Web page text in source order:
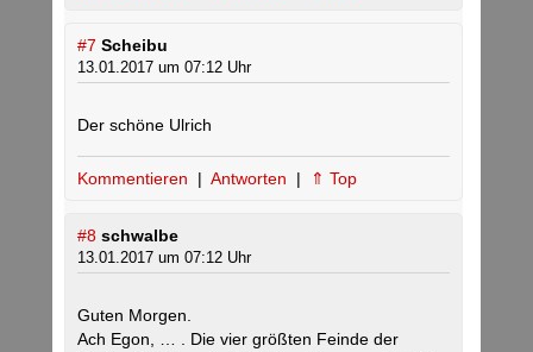
#7 Scheibu
13.01.2017 um 07:12 Uhr
Der schöne Ulrich
Kommentieren | Antworten | ⇑ Top
#8 schwalbe
13.01.2017 um 07:12 Uhr
Guten Morgen.
Ach Egon, … . Die vier größten Feinde der